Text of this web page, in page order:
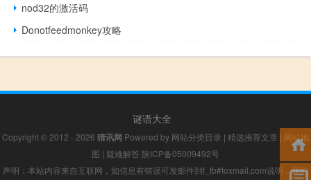
nod32的激活码
Donotfeedmonkey攻略
谜语大全
Copyright © 2012 - 2026 猜讯网 Powered by 网站分类目录 | 精选推荐文章 | 网站地
图 | 疑难解答 陕ICP备05009492号
声明：本站内容来自互联网，如信息有错误可发邮件到f_fb#foxmail.com说明，我们